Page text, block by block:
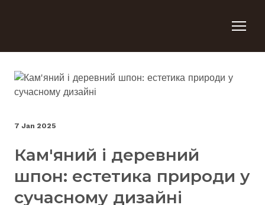
7 Jan 2025
Кам'яний і деревний
шпон: естетика природи у
сучасному дизайні